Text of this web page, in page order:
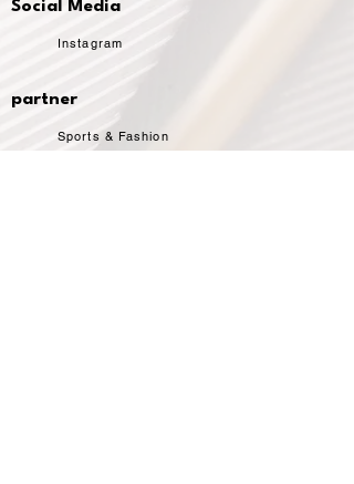
Social Media
Instagram
partner
Sports & Fashion